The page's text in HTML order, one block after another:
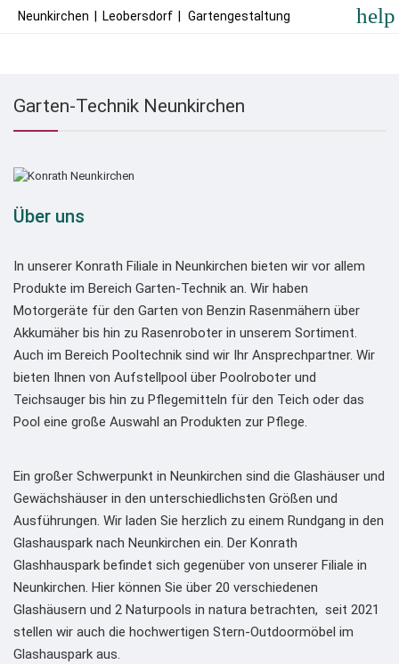
Neunkirchen Leobersdorf Gartengestaltung help
Garten-Technik Neunkirchen
Über uns
In unserer Konrath Filiale in Neunkirchen bieten wir vor allem
Produkte im Bereich Garten-Technik an. Wir haben
Motorgeräte für den Garten von Benzin Rasenmähern über
Akkumäher bis hin zu Rasenroboter in unserem Sortiment.
Auch im Bereich Pooltechnik sind wir Ihr Ansprechpartner. Wir
bieten Ihnen von Aufstellpool über Poolroboter und
Teichsauger bis hin zu Pflegemitteln für den Teich oder das
Pool eine große Auswahl an Produkten zur Pflege.
Ein großer Schwerpunkt in Neunkirchen sind die Glashäuser und
Gewächshäuser in den unterschiedlichsten Größen und
Ausführungen. Wir laden Sie herzlich zu einem Rundgang in den
Glashauspark nach Neunkirchen ein. Der Konrath
Glashhauspark befindet sich gegenüber von unserer Filiale in
Neunkirchen. Hier können Sie über 20 verschiedenen
Glashäusern und 2 Naturpools in natura betrachten, seit 2021
stellen wir auch die hochwertigen Stern-Outdoormöbel im
Glashauspark aus.